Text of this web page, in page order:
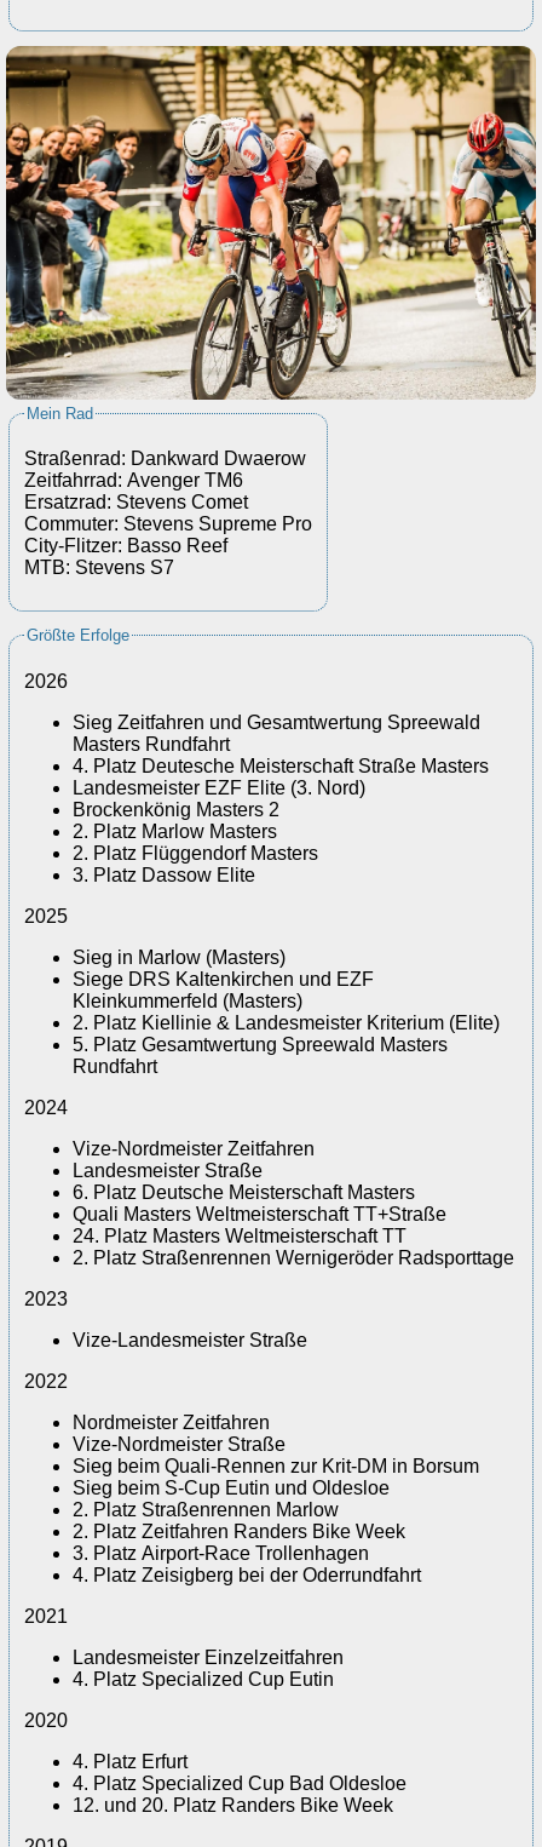
Mein Rad
Straßenrad: Dankward Dwaerow
Zeitfahrrad: Avenger TM6
Ersatzrad: Stevens Comet
Commuter: Stevens Supreme Pro
City-Flitzer: Basso Reef
MTB: Stevens S7
Größte Erfolge
2026
Sieg Zeitfahren und Gesamtwertung Spreewald
Masters Rundfahrt
4. Platz Deutesche Meisterschaft Straße Masters
Landesmeister EZF Elite (3. Nord)
Brockenkönig Masters 2
2. Platz Marlow Masters
2. Platz Flüggendorf Masters
3. Platz Dassow Elite
2025
Sieg in Marlow (Masters)
Siege DRS Kaltenkirchen und EZF
Kleinkummerfeld (Masters)
2. Platz Kiellinie & Landesmeister Kriterium (Elite)
5. Platz Gesamtwertung Spreewald Masters
Rundfahrt
2024
Vize-Nordmeister Zeitfahren
Landesmeister Straße
6. Platz Deutsche Meisterschaft Masters
Quali Masters Weltmeisterschaft TT+Straße
24. Platz Masters Weltmeisterschaft TT
2. Platz Straßenrennen Wernigeröder Radsporttage
2023
Vize-Landesmeister Straße
2022
Nordmeister Zeitfahren
Vize-Nordmeister Straße
Sieg beim Quali-Rennen zur Krit-DM in Borsum
Sieg beim S-Cup Eutin und Oldesloe
2. Platz Straßenrennen Marlow
2. Platz Zeitfahren Randers Bike Week
3. Platz Airport-Race Trollenhagen
4. Platz Zeisigberg bei der Oderrundfahrt
2021
Landesmeister Einzelzeitfahren
4. Platz Specialized Cup Eutin
2020
4. Platz Erfurt
4. Platz Specialized Cup Bad Oldesloe
12. und 20. Platz Randers Bike Week